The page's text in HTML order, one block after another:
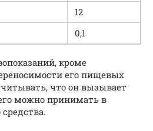
12
0,1
кроме
его пищевых
что он вызывает
можно принимать в